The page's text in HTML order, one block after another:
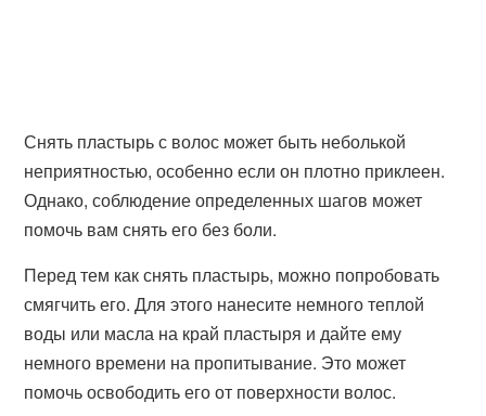
Снять пластырь с волос может быть неболькой
неприятностью, особенно если он плотно приклеен.
Однако, соблюдение определенных шагов может
помочь вам снять его без боли.
Перед тем как снять пластырь, можно попробовать
смягчить его. Для этого нанесите немного теплой
воды или масла на край пластыря и дайте ему
немного времени на пропитывание. Это может
помочь освободить его от поверхности волос.